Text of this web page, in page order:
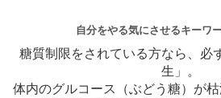
自分をやる気にさせるキーワ
糖質制限をされている方なら、必
生」。
体内のグルコース（ぶどう糖）が